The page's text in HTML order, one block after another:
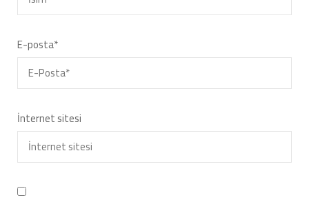
E-posta*
İnternet sitesi